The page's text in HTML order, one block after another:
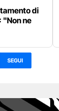
di
"Non ne
SEGUI